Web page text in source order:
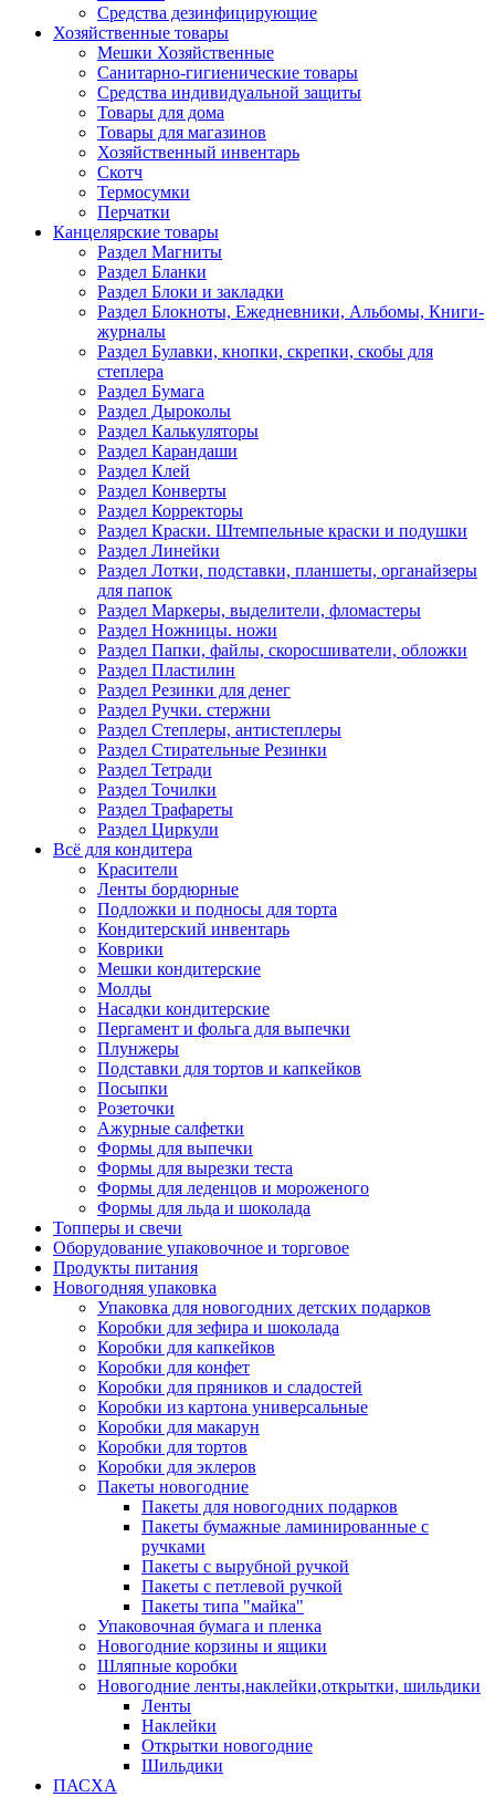
Средства дезинфицирующие
Хозяйственные товары
Мешки Хозяйственные
Санитарно-гигиенические товары
Средства индивидуальной защиты
Товары для дома
Товары для магазинов
Хозяйственный инвентарь
Скотч
Термосумки
Перчатки
Канцелярские товары
Раздел Магниты
Раздел Бланки
Раздел Блоки и закладки
Раздел Блокноты, Ежедневники, Альбомы, Книги-
журналы
Раздел Булавки, кнопки, скрепки, скобы для
степлера
Раздел Бумага
Раздел Дыроколы
Раздел Калькуляторы
Раздел Карандаши
Раздел Клей
Раздел Конверты
Раздел Корректоры
Раздел Краски. Штемпельные краски и подушки
Раздел Линейки
Раздел Лотки, подставки, планшеты, органайзеры
для папок
Раздел Маркеры, выделители, фломастеры
Раздел Ножницы. ножи
Раздел Папки, файлы, скоросшиватели, обложки
Раздел Пластилин
Раздел Резинки для денег
Раздел Ручки. стержни
Раздел Степлеры, антистеплеры
Раздел Стирательные Резинки
Раздел Тетради
Раздел Точилки
Раздел Трафареты
Раздел Циркули
Всё для кондитера
Красители
Ленты бордюрные
Подложки и подносы для торта
Кондитерский инвентарь
Коврики
Мешки кондитерские
Молды
Насадки кондитерские
Пергамент и фольга для выпечки
Плунжеры
Подставки для тортов и капкейков
Посыпки
Розеточки
Ажурные салфетки
Формы для выпечки
Формы для вырезки теста
Формы для леденцов и мороженого
Формы для льда и шоколада
Топперы и свечи
Оборудование упаковочное и торговое
Продукты питания
Новогодняя упаковка
Упаковка для новогодних детских подарков
Коробки для зефира и шоколада
Коробки для капкейков
Коробки для конфет
Коробки для пряников и сладостей
Коробки из картона универсальные
Коробки для макарун
Коробки для тортов
Коробки для эклеров
Пакеты новогодние
Пакеты для новогодних подарков
Пакеты бумажные ламинированные с
ручками
Пакеты с вырубной ручкой
Пакеты с петлевой ручкой
Пакеты типа "майка"
Упаковочная бумага и пленка
Новогодние корзины и ящики
Шляпные коробки
Новогодние ленты,наклейки,открытки, шильдики
Ленты
Наклейки
Открытки новогодние
Шильдики
ПАСХА